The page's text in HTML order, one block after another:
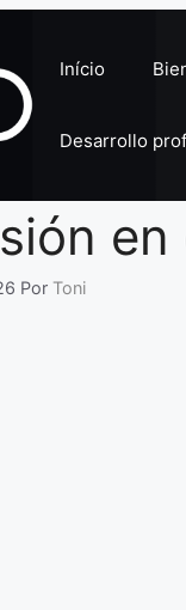
Início
Desarrollo
Por Toni